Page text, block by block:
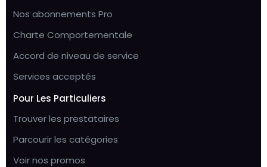
Nos abonnements Pro
Charte Comportementale
Accord de niveau de service
Services acceptés
Pour Les Particuliers
Trouver les prestataires
Parcourir les catégories
Voir nos promos